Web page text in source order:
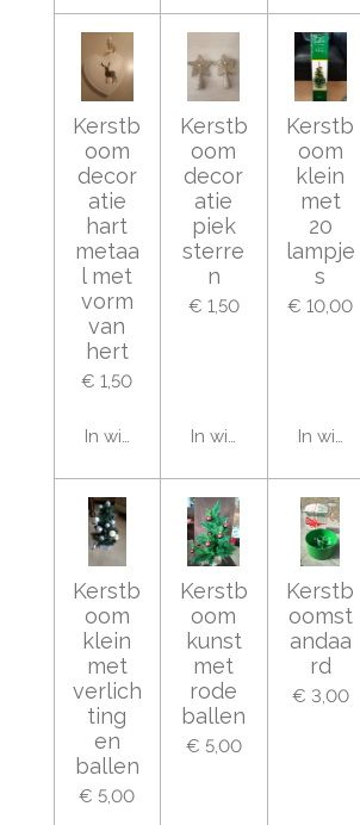
Kerstb
oom
decor
atie
hart
metaa
l met
vorm
van
hert
€ 1,50
In winkelwagen
Kerstb
oom
decor
atie
piek
sterre
n
€ 1,50
In winkelwagen
Kerstb
oom
klein
met
20
lampje
s
€ 10,00
In
Kerstb
oom
klein
met
verlich
ting
en
ballen
€ 5,00
Kerstb
oom
kunst
met
rode
ballen
€ 5,00
Kerstb
oomst
andaa
rd
€ 3,00